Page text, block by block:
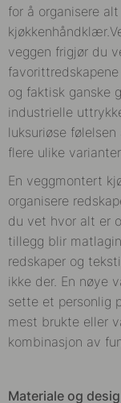
for å organisere
kjøkkenhåndklær.
veggen frigjør du
og faktisk ganske
industrielle
luksuriøse
flere ulike varianter.
En veggmontert
organisere
du vet hvor alt er
tillegg blir
redskaper og
ikke der. En nøye
sette et personlig
mest brukte eller
kombinasjon av
Materiale og